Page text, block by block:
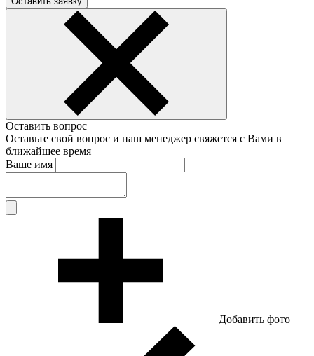
Оставить вопрос
Оставьте свой вопрос и наш менеджер свяжется с Вами в
ближайшее время
Ваше имя
Добавить фото